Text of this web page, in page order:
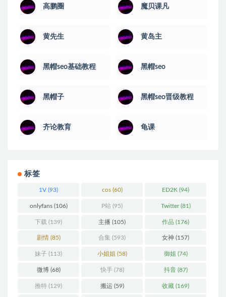
高鹏圈 魔贝课凡
黄先生 黄岛主
黑帽seo基础教程 黑帽seo
黑帽子 黑帽seo晋级教程
齐论教育 龟课
标签
1V (93) cos(60) ED2K (94)
onlyfans(106) P站 (95) Twitter(81)
下载 (139) 主播 (105) 作品 (176)
剧情(85) 合集 (593) 女神 (157)
妹子 (113) 小姐姐 (58) 御姐 (74)
微博(68) 快手(78) 抖音(87)
推特 (129) 搬运 (59) 收藏 (169)